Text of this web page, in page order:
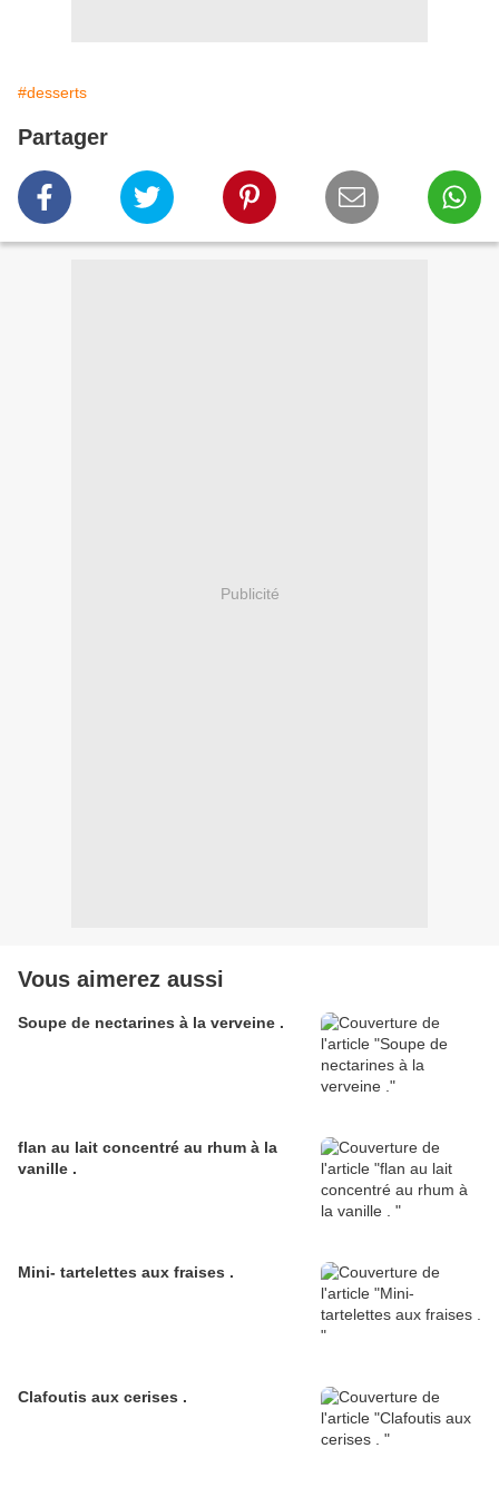
#desserts
Partager
Publicité
Vous aimerez aussi
Soupe de nectarines à la verveine .
flan au lait concentré au rhum à la
vanille .
Mini- tartelettes aux fraises .
Clafoutis aux cerises .